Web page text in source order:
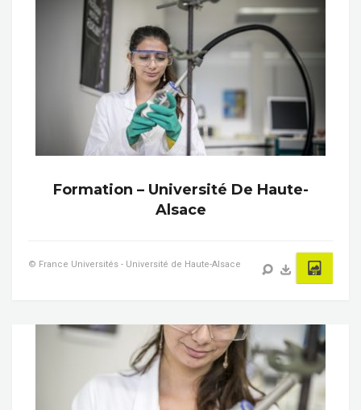
Formation – Université De Haute-
Alsace
© France Universités - Université de Haute-Alsace